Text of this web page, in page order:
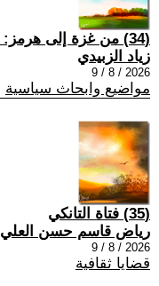
(34) من غزة إلى هرمز: شرق أوسط بلا هدنة
زياد الزبيدي
2026 / 8 / 9
مواضيع وابحاث سياسية
(35) فتاة التانكي
رياض قاسم حسن العلي
2026 / 8 / 9
قضايا ثقافية